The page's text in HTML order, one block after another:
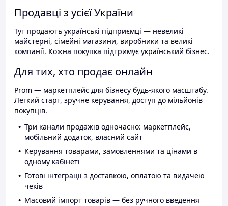
Продавці з усієї України
Тут продають українські підприємці — невеликі
майстерні, сімейні магазини, виробники та великі
компанії. Кожна покупка підтримує український бізнес.
Для тих, хто продає онлайн
Prom — маркетплейс для бізнесу будь-якого масштабу.
Легкий старт, зручне керування, доступ до мільйонів
покупців.
Три канали продажів одночасно: маркетплейс,
мобільний додаток, власний сайт
Керування товарами, замовленнями та цінами в
одному кабінеті
Готові інтеграції з доставкою, оплатою та видачею
чеків
Масовий імпорт товарів — без ручного введення